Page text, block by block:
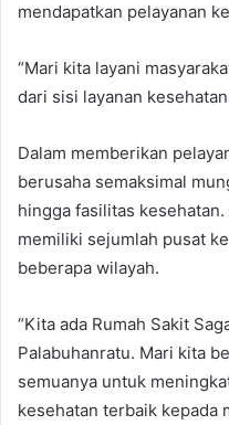
mendapatkan pelayanan
“Mari kita layani
dari sisi layanan
Dalam memberikan
berusaha semaksimal
hingga fasilitas
memiliki sejumlah pusat
beberapa wilayah.
“Kita ada Rumah Sakit
Palabuhanratu. Mari kita
semuanya untuk
kesehatan terbaik kepada